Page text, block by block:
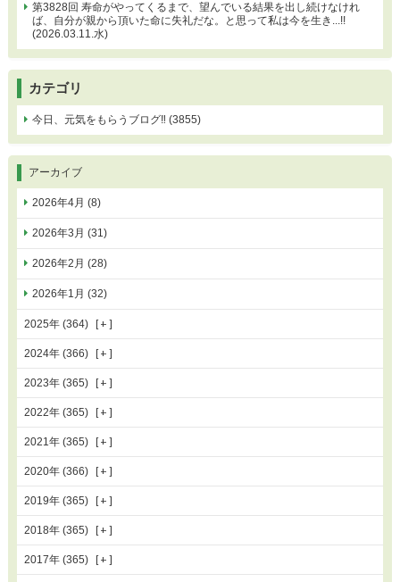
第3828回 寿命がやってくるまで、望んでいる結果を出し続けなけれ
ば、自分が親から頂いた命に失礼だな。と思って私は今を生き...!!
(2026.03.11.水)
カテゴリ
今日、元気をもらうブログ‼ (3855)
アーカイブ
2026年4月 (8)
2026年3月 (31)
2026年2月 (28)
2026年1月 (32)
2025年 (364)
2024年 (366)
2023年 (365)
2022年 (365)
2021年 (365)
2020年 (366)
2019年 (365)
2018年 (365)
2017年 (365)